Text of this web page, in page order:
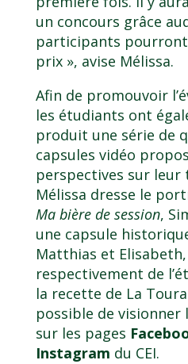
un concours grâce
participants
prix », avise Mélissa.
Afin de promouvoir
les étudiants ont
produit une série de
capsules vidéo
perspectives sur leur
Mélissa dresse le
Ma bière de session,
une capsule
Matthias et
respectivement de
la recette de La
possible de visionner
sur les pages
Instagram du CEI.